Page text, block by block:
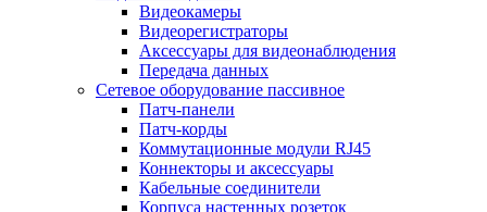
Видеокамеры
Видеорегистраторы
Аксессуары для видеонаблюдения
Передача данных
Сетевое оборудование пассивное
Патч-панели
Патч-корды
Коммутационные модули RJ45
Коннекторы и аксессуары
Кабельные соединители
Корпуса настенных розеток